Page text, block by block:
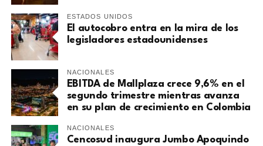
ESTADOS UNIDOS
El autocobro entra en la mira de los
legisladores estadounidenses
NACIONALES
EBITDA de Mallplaza crece 9,6% en el
segundo trimestre mientras avanza
en su plan de crecimiento en Colombia
NACIONALES
Cencosud inaugura Jumbo Apoquindo